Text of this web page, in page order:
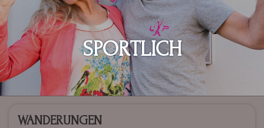
SPORTLICH
WANDERUNGEN